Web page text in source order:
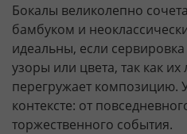
Бокалы великолепно
бамбуком и
идеальны, если
узоры или цвета, так как
перегружает композицию.
контексте: от
торжественного события.